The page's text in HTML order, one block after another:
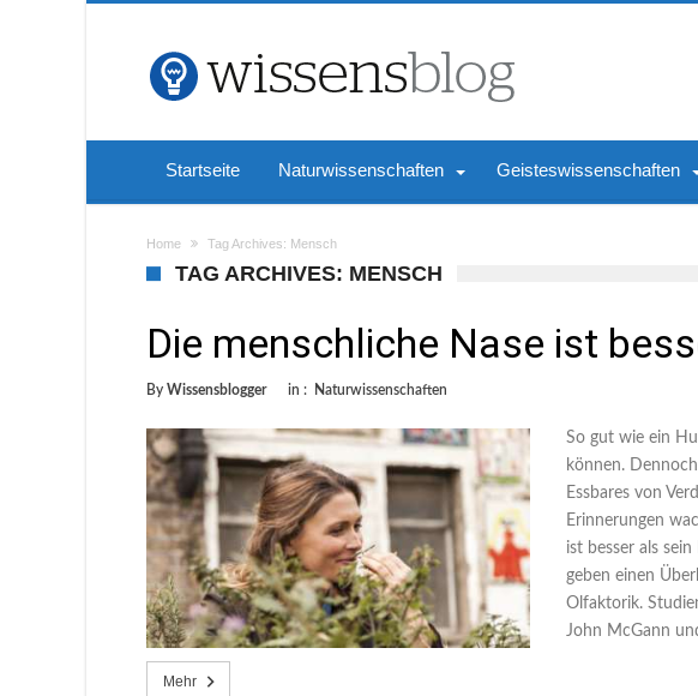
Startseite Naturwissenschaften Geisteswissenschaften
Home Tag Archives: Mensch
TAG ARCHIVES: MENSCH
Die menschliche Nase ist
By Wissensblogger in : Naturwissenschaften
So gut wie ein
können.
Essbares von
Erinnerungen
ist besser als
geben einen
Olfaktorik.
John McGann
Mehr